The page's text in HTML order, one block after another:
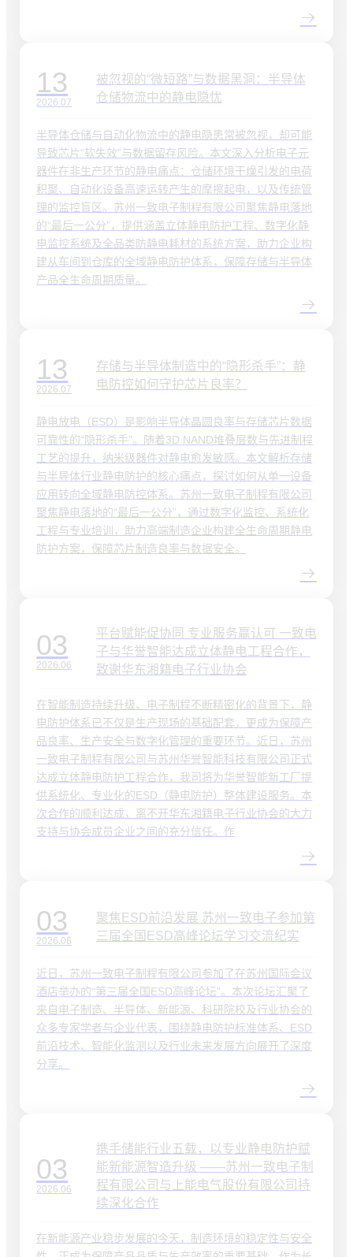
13
2026.07
被忽视的“微短路”与数据黑洞：半导体
仓储物流中的静电隐忧
半导体仓储与自动化物流中的静电隐患常被忽视，却可能
导致芯片“软失效”与数据留存风险。本文深入分析电子元
器件在非生产环节的静电痛点：仓储环境干燥引发的电荷
积聚、自动化设备高速运转产生的摩擦起电，以及传统管
理的监控盲区。苏州一致电子制程有限公司聚焦静电落地
的“最后一公分”，提供涵盖立体静电防护工程、数字化静
电监控系统及全品类防静电耗材的系统方案，助力企业构
建从车间到仓库的全域静电防护体系，保障存储与半导体
产品全生命周期质量。
13
2026.07
存储与半导体制造中的“隐形杀手”：静
电防控如何守护芯片良率？
静电放电（ESD）是影响半导体晶圆良率与存储芯片数据
可靠性的“隐形杀手”。随着3D NAND堆叠层数与先进制程
工艺的提升，纳米级器件对静电愈发敏感。本文解析存储
与半导体行业静电防护的核心痛点，探讨如何从单一设备
应用转向全域静电防控体系。苏州一致电子制程有限公司
聚焦静电落地的“最后一公分”，通过数字化监控、系统化
工程与专业培训，助力高端制造企业构建全生命周期静电
防护方案，保障芯片制造良率与数据安全。
03
2026.06
平台赋能促协同 专业服务赢认可 一致电
子与华誉智能达成立体静电工程合作，
致谢华东湘籍电子行业协会
在智能制造持续升级、电子制程不断精密化的背景下，静
电防护体系已不仅是生产现场的基础配套，更成为保障产
品良率、生产安全与数字化管理的重要环节。近日，苏州
一致电子制程有限公司与苏州华誉智能科技有限公司正式
达成立体静电防护工程合作，我司将为华誉智能新工厂提
供系统化、专业化的ESD（静电防护）整体建设服务。本
次合作的顺利达成，离不开华东湘籍电子行业协会的大力
支持与协会成员企业之间的充分信任。作
03
2026.06
聚焦ESD前沿发展 苏州一致电子参加第
三届全国ESD高峰论坛学习交流纪实
近日，苏州一致电子制程有限公司参加了在苏州国际会议
酒店举办的“第三届全国ESD高峰论坛”。本次论坛汇聚了
来自电子制造、半导体、新能源、科研院校及行业协会的
众多专家学者与企业代表，围绕静电防护标准体系、ESD
前沿技术、智能化监测以及行业未来发展方向展开了深度
分享。
03
2026.06
携手储能行业五载，以专业静电防护赋
能新能源智造升级 ——苏州一致电子制
程有限公司与上能电气股份有限公司持
续深化合作
在新能源产业稳步发展的今天，制造环境的稳定性与安全